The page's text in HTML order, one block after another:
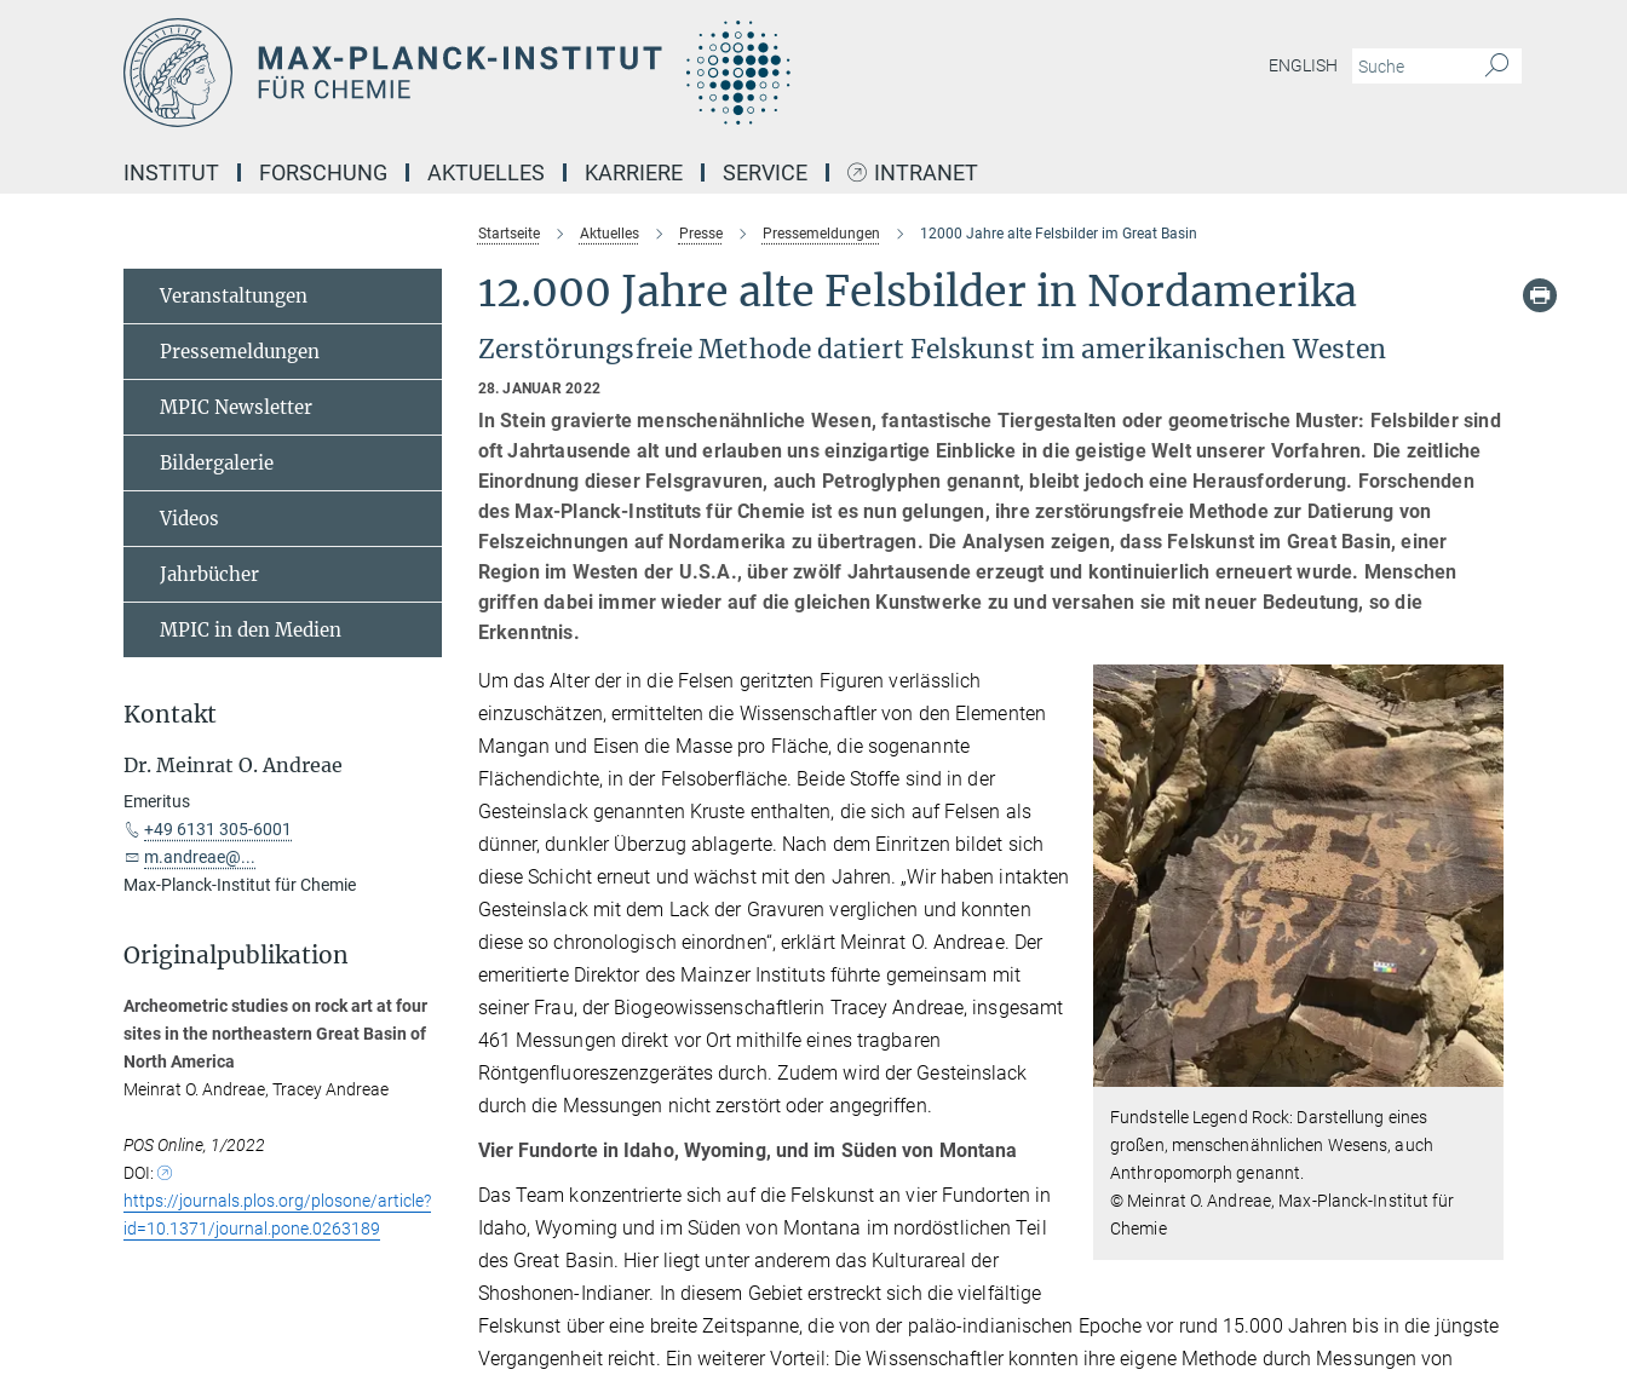
ENGLISH
INSTITUT FORSCHUNG AKTUELLES KARRIERE SERVICE INTRANET
Startseite Aktuelles Presse Pressemeldungen 12000 Jahre alte Felsbilder im Great Basin
12.000 Jahre alte Felsbilder in Nordamerika
Zerstörungsfreie Methode datiert Felskunst im amerikanischen Westen
28. JANUAR 2022
In Stein gravierte menschenähnliche Wesen, fantastische Tiergestalten oder geometrische Muster: Felsbilder sind
oft Jahrtausende alt und erlauben uns einzigartige Einblicke in die geistige Welt unserer Vorfahren. Die zeitliche
Einordnung dieser Felsgravuren, auch Petroglyphen genannt, bleibt jedoch eine Herausforderung. Forschenden
des Max-Planck-Instituts für Chemie ist es nun gelungen, ihre zerstörungsfreie Methode zur Datierung von
Felszeichnungen auf Nordamerika zu übertragen. Die Analysen zeigen, dass Felskunst im Great Basin, einer
Region im Westen der U.S.A., über zwölf Jahrtausende erzeugt und kontinuierlich erneuert wurde. Menschen
griffen dabei immer wieder auf die gleichen Kunstwerke zu und versahen sie mit neuer Bedeutung, so die
Erkenntnis.
Fundstelle Legend Rock: Darstellung eines
großen, menschenähnlichen Wesens, auch
Anthropomorph genannt.
© Meinrat O. Andreae, Max-Planck-Institut für
Chemie
Um das Alter der in die Felsen geritzten Figuren verlässlich
einzuschätzen, ermittelten die Wissenschaftler von den Elementen
Mangan und Eisen die Masse pro Fläche, die sogenannte
Flächendichte, in der Felsoberfläche. Beide Stoffe sind in der
Gesteinslack genannten Kruste enthalten, die sich auf Felsen als
dünner, dunkler Überzug ablagerte. Nach dem Einritzen bildet sich
diese Schicht erneut und wächst mit den Jahren. „Wir haben intakten
Gesteinslack mit dem Lack der Gravuren verglichen und konnten
diese so chronologisch einordnen“, erklärt Meinrat O. Andreae. Der
emeritierte Direktor des Mainzer Instituts führte gemeinsam mit
seiner Frau, der Biogeowissenschaftlerin Tracey Andreae, insgesamt
461 Messungen direkt vor Ort mithilfe eines tragbaren
Röntgenfluoreszenzgerätes durch. Zudem wird der Gesteinslack
durch die Messungen nicht zerstört oder angegriffen.
Vier Fundorte in Idaho, Wyoming, und im Süden von Montana
Das Team konzentrierte sich auf die Felskunst an vier Fundorten in
Idaho, Wyoming und im Süden von Montana im nordöstlichen Teil
des Great Basin. Hier liegt unter anderem das Kulturareal der
Shoshonen-Indianer. In diesem Gebiet erstreckt sich die vielfältige
Felskunst über eine breite Zeitspanne, die von der paläo-indianischen Epoche vor rund 15.000 Jahren bis in die jüngste
Vergangenheit reicht. Ein weiterer Vorteil: Die Wissenschaftler konnten ihre eigene Methode durch Messungen von
Veranstaltungen
Pressemeldungen
MPIC Newsletter
Bildergalerie
Videos
Jahrbücher
MPIC in den Medien
Kontakt
Dr. Meinrat O. Andreae
Emeritus
+49 6131 305-6001
m.andreae@...
Max-Planck-Institut für Chemie
Originalpublikation
Archeometric studies on rock art at four
sites in the northeastern Great Basin of
North America
Meinrat O. Andreae, Tracey Andreae
POS Online, 1/2022
DOI:
https://journals.plos.org/plosone/article?
id=10.1371/journal.pone.0263189